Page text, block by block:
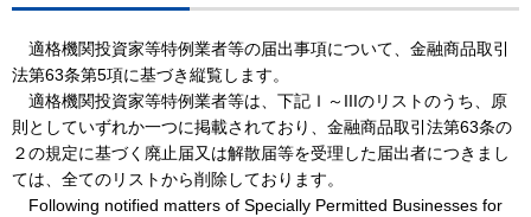
適格機関投資家等特例業者等の届出事項について、金融商品取引
法第63条第5項に基づき縦覧します。
適格機関投資家等特例業者等は、下記Ｉ～IIIのリストのうち、原
則としていずれか一つに掲載されており、金融商品取引法第63条の
２の規定に基づく廃止届又は解散届等を受理した届出者につきまし
ては、全てのリストから削除しております。
Following notified matters of Specially Permitted Businesses for